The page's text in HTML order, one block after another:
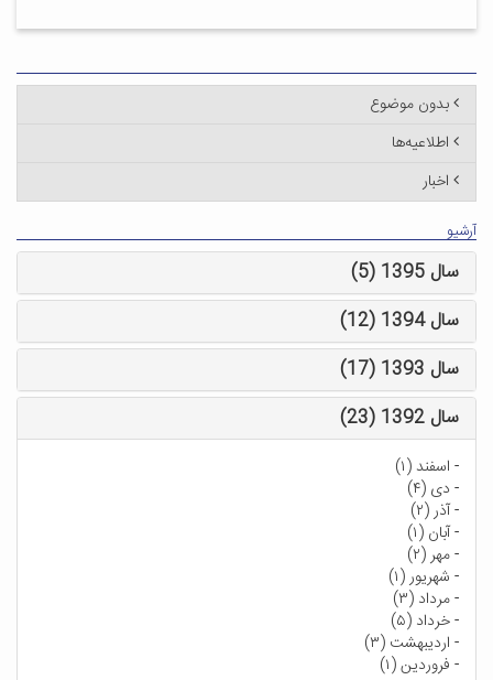
بدون موضوع
اطلاعیه‌ها
اخبار
آرشیو
سال 1395 (5)
سال 1394 (12)
سال 1393 (17)
سال 1392 (23)
- اسفند (۱)
- دی (۴)
-آذر (۲)
-آبان (۱)
-مهر (۲)
- شهریور (۱)
-مرداد (۳)
-خرداد (۵)
- اردیبهشت (۳)
- فروردین (۱)